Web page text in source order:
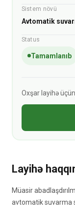
Layihə
Müasir
avtomatik suvarma
Sistem növü
Avtomatik
Status
Tamamlanıb
Oxşar layihə